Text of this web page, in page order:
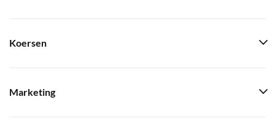
Koersen
Marketing